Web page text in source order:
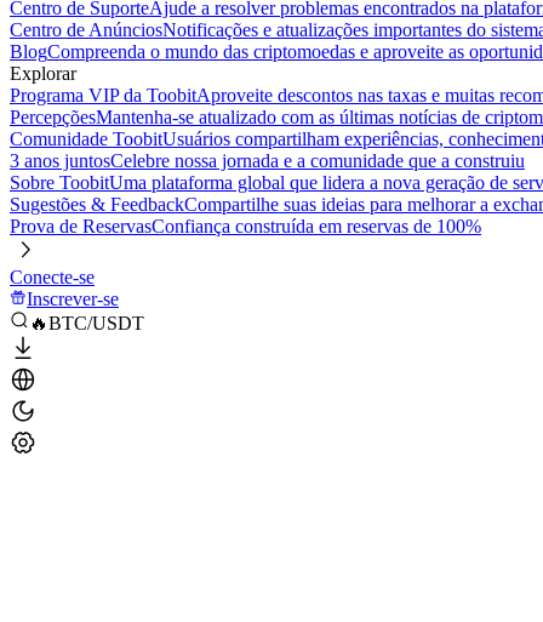
Centro de SuporteAjude a resolver problemas encontrados na
Centro de AnúnciosNotificações e atualizações importantes do
BlogCompreenda o mundo das criptomoedas e aproveite as
Explorar
Programa VIP da ToobitAproveite descontos nas taxas e muitas
PercepçõesMantenha-se atualizado com as últimas notícias de
Comunidade ToobitUsuários compartilham experiências,
3 anos juntosCelebre nossa jornada e a comunidade que a construiu
Sobre ToobitUma plataforma global que lidera a nova geração de
Sugestões & FeedbackCompartilhe suas ideias para melhorar a
Prova de ReservasConfiança construída em reservas de 100%
Conecte-se
Inscrever-se
🔥BTC/USDT